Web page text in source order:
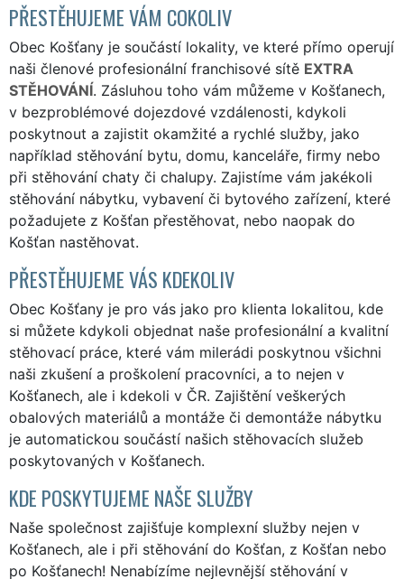
PŘESTĚHUJEME VÁM COKOLIV
Obec Košťany je součástí lokality, ve které přímo operují
naši členové profesionální franchisové sítě EXTRA
STĚHOVÁNÍ. Zásluhou toho vám můžeme v Košťanech,
v bezproblémové dojezdové vzdálenosti, kdykoli
poskytnout a zajistit okamžité a rychlé služby, jako
například stěhování bytu, domu, kanceláře, firmy nebo
při stěhování chaty či chalupy. Zajistíme vám jakékoli
stěhování nábytku, vybavení či bytového zařízení, které
požadujete z Košťan přestěhovat, nebo naopak do
Košťan nastěhovat.
PŘESTĚHUJEME VÁS KDEKOLIV
Obec Košťany je pro vás jako pro klienta lokalitou, kde
si můžete kdykoli objednat naše profesionální a kvalitní
stěhovací práce, které vám milerádi poskytnou všichni
naši zkušení a proškolení pracovníci, a to nejen v
Košťanech, ale i kdekoli v ČR. Zajištění veškerých
obalových materiálů a montáže či demontáže nábytku
je automatickou součástí našich stěhovacích služeb
poskytovaných v Košťanech.
KDE POSKYTUJEME NAŠE SLUŽBY
Naše společnost zajišťuje komplexní služby nejen v
Košťanech, ale i při stěhování do Košťan, z Košťan nebo
po Košťanech! Nenabízíme nejlevnější stěhování v